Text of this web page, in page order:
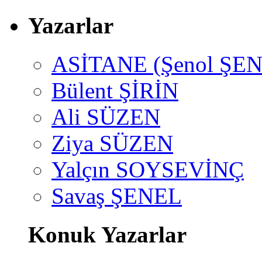
Yazarlar
ASİTANE (Şenol
Bülent ŞİRİN
Ali SÜZEN
Ziya SÜZEN
Yalçın SOYSEVİNÇ
Savaş ŞENEL
Konuk Yazarlar